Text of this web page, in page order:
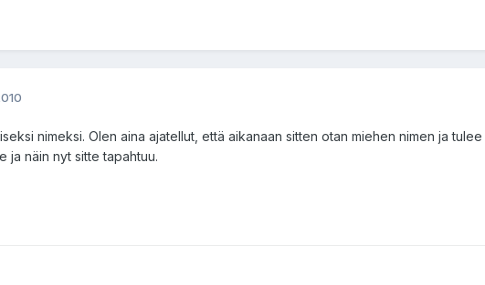
nimeksi. Olen aina ajatellut, että aikanaan sitten otan miehen nimen ja
ja näin nyt sitte tapahtuu.